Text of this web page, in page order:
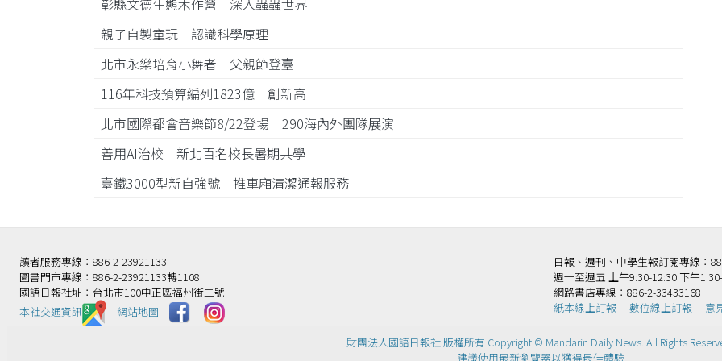
彰縣文德生態木作營 深入蟲蟲世界
親子自製童玩 認識科學原理
北市永樂培育小舞者 父親節登臺
116年科技預算編列1823億 創新高
北市國際都會音樂節8/22登場 290海內外團隊展演
善用AI治校 新北百名校長暑期共學
臺鐵3000型新自強號 推車廂清潔通報服務
讀者服務專線：886-2-23921133
圖書門市專線：886-2-23921133轉1108
國語日報社址：台北市100中正區福州街二號
本社交通資訊️
網站地圖
日報、週刊、中學生報訂閱專線：
週一至週五 上午9:30-12:30 下午
網路書店專線：886-2-33433168
紙本線上訂報
數位線上訂報 意
財團法人國語日報社 版權所有 Copyright © Mandarin Daily News. All Rights
建議使用最新瀏覽器以獲得最佳體驗